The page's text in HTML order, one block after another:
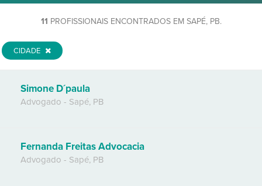
11 PROFISSIONAIS ENCONTRADOS EM SAPÉ, PB.
CIDADE
Simone D´paula
Advogado - Sapé, PB
Fernanda Freitas Advocacia
Advogado - Sapé, PB